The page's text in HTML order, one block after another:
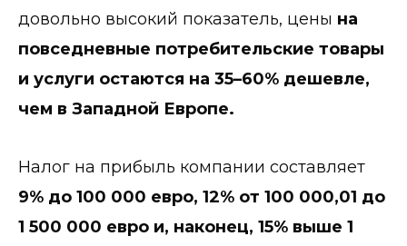
довольно высокий показатель, цены на
повседневные потребительские товары
и услуги остаются на 35–60% дешевле,
чем в Западной Европе.
Налог на прибыль компании составляет
9% до 100 000 евро, 12% от 100 000,01 до
1 500 000 евро и, наконец, 15% выше 1